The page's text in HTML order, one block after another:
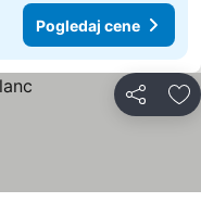
Pogledaj cene
Deli